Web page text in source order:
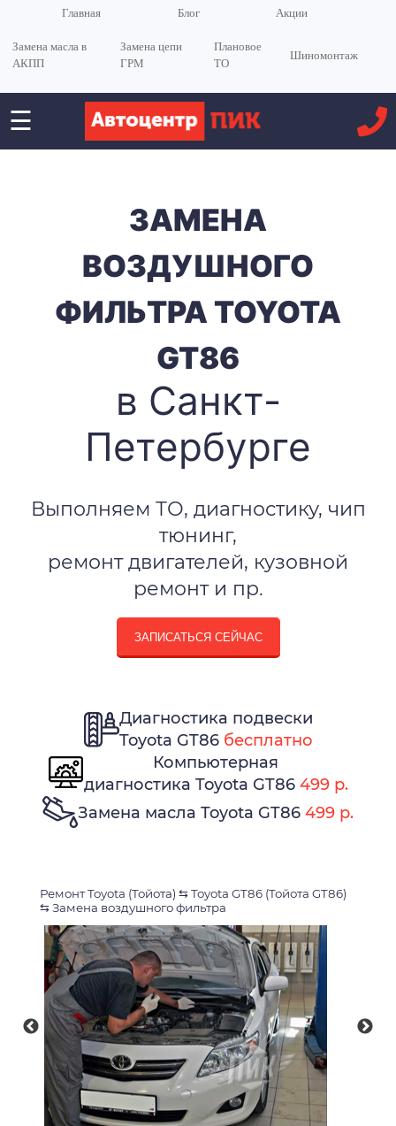
Главная Блог Акции
Замена масла в
АКПП
Замена цепи
ГРМ
Плановое
ТО
Шиномонтаж
☰
ЗАМЕНА
ВОЗДУШНОГО
ФИЛЬТРА TOYOTA
GT86
в Санкт-
Петербурге
Выполняем ТО, диагностику, чип
тюнинг,
ремонт двигателей, кузовной
ремонт и пр.
ЗАПИСАТЬСЯ СЕЙЧАС
Диагностика подвески
Toyota GT86 бесплатно
Компьютерная
диагностика Toyota GT86 499 р.
Замена масла Toyota GT86 499 р.
Ремонт Toyota (Тойота) ⇆Toyota GT86 (Тойота GT86)
⇆Замена воздушного фильтра